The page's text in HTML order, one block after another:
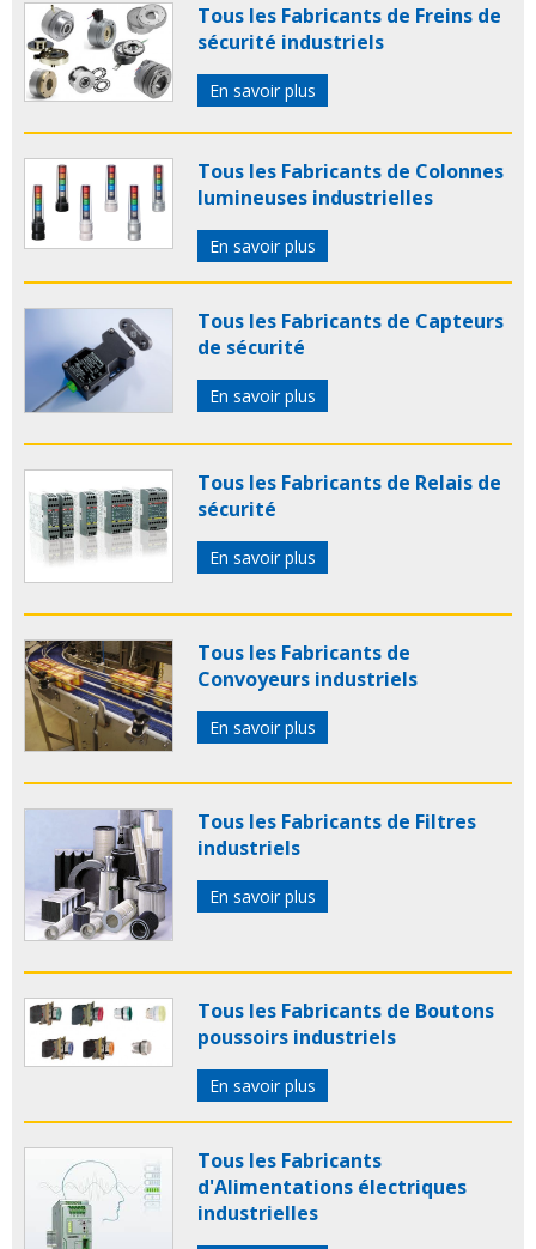
Tous les Fabricants de Freins de
sécurité industriels
En savoir plus
Tous les Fabricants de Colonnes
lumineuses industrielles
En savoir plus
Tous les Fabricants de Capteurs
de sécurité
En savoir plus
Tous les Fabricants de Relais de
sécurité
En savoir plus
Tous les Fabricants de
Convoyeurs industriels
En savoir plus
Tous les Fabricants de Filtres
industriels
En savoir plus
Tous les Fabricants de Boutons
poussoirs industriels
En savoir plus
Tous les Fabricants
d'Alimentations électriques
industrielles